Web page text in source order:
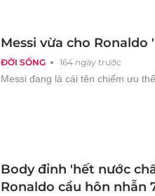
ĐỜI SỐNG 164 ngày trước
Messi vừa cho Ronaldo
Messi đang là cái tên chiếm ưu
Body đỉnh 'hết nước
Ronaldo cầu hôn nhẫn